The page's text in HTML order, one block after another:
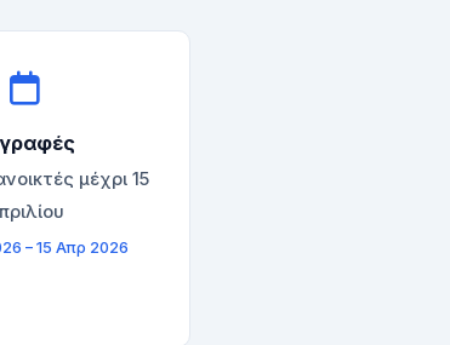
μέχρι 15
– 15 Απρ 2026